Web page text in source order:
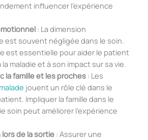
influencer l’expérience
: La dimension
est souvent négligée dans le soin.
est essentielle pour aider le patient
la maladie et à son impact sur sa vie.
la famille et les proches: Les
jouent un rôle clé dans le
Impliquer la famille dans le
soin peut améliorer l’expérience
de la sortie: Assurer une